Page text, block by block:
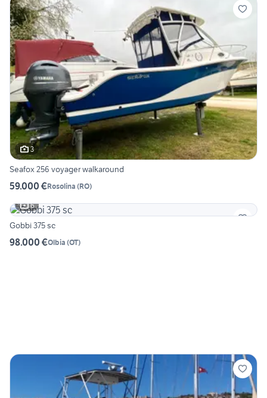
3
Seafox 256 voyager walkaround
59.000 €Rosolina (RO)
6
Gobbi 375 sc
98.000 €Olbia (OT)